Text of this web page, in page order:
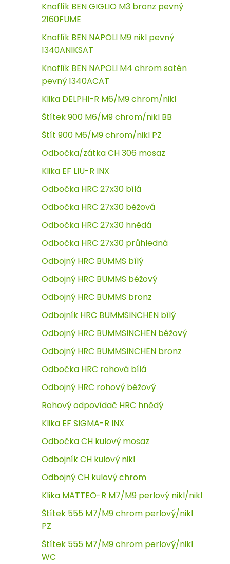
Knoflík BEN GIGLIO M3 bronz pevný
2160FUME
Knoflík BEN NAPOLI M9 nikl pevný
1340ANIKSAT
Knoflík BEN NAPOLI M4 chrom satén
pevný 1340ACAT
Klika DELPHI-R M6/M9 chrom/nikl
Štítek 900 M6/M9 chrom/nikl BB
Štít 900 M6/M9 chrom/nikl PZ
Odbočka/zátka CH 306 mosaz
Klika EF LIU-R INX
Odbočka HRC 27x30 bílá
Odbočka HRC 27x30 béžová
Odbočka HRC 27x30 hnědá
Odbočka HRC 27x30 průhledná
Odbojný HRC BUMMS bílý
Odbojný HRC BUMMS béžový
Odbojný HRC BUMMS bronz
Odbojník HRC BUMMSINCHEN bílý
Odbojný HRC BUMMSINCHEN béžový
Odbojný HRC BUMMSINCHEN bronz
Odbočka HRC rohová bílá
Odbojný HRC rohový béžový
Rohový odpovídač HRC hnědý
Klika EF SIGMA-R INX
Odbočka CH kulový mosaz
Odbojník CH kulový nikl
Odbojný CH kulový chrom
Klika MATTEO-R M7/M9 perlový nikl/nikl
Štítek 555 M7/M9 chrom perlový/nikl
PZ
Štítek 555 M7/M9 chrom perlový/nikl
WC